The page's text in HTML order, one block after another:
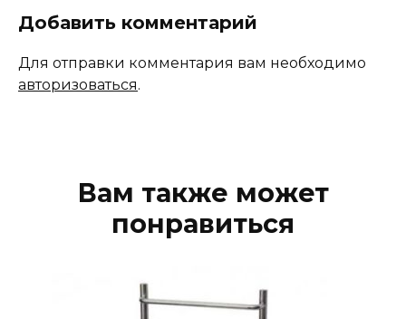
Добавить комментарий
Для отправки комментария вам необходимо
авторизоваться.
Вам также может
понравиться